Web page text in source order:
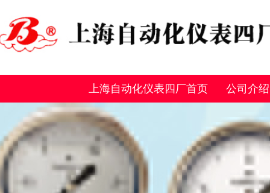
上海自动化仪表四厂首页 公司介绍